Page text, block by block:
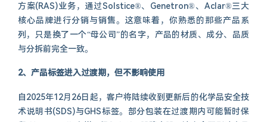
方案(RAS)业务，通过Solstice®、Genetron®、Aclar®三大
核心品牌进行分销与销售。这意味着，你熟悉的那些产品系
列，只是换了一个“母公司”的名字，产品的材质、成分、品质
与分拆前完全一致。
2、产品标签进入过渡期，但不影响使用
自2025年12月26日起，客户将陆续收到更新后的化学品安全技
术说明书(SDS)与GHS标签。部分包装在过渡期内可能暂时保